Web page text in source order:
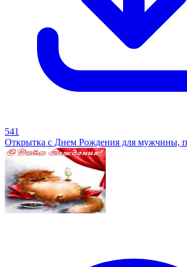
541
Открытка с Днем Рождения для мужчины,